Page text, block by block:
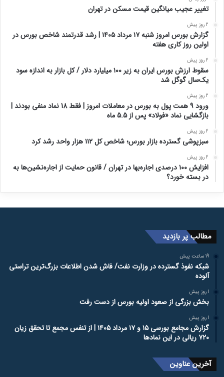
1 روز پیش
قیمت واقعی بنزین چقدر است؟
1 روز پیش
قیمت خودرو امروز ۱۸ مرداد ۱۴۰۵
تغییر عجیب میانگین قیمت مسکن در تهران
اولین روز کاری هفته
یک‌سال گوگل شد
2 روز پیش
ورود 9 همت پول به بورس در معاملات امروز | فقط 18 نماد منفی بودند |
بازگشایی نماد «فولاد» پس از 5.5 ماه
سبزپوشی گسترده بازار بورس؛ شاخص کل ۱۱۲ هزار واحد رشد کرد
افزایش ۱۰۰ درصدی اجاره‌بها در تهران / قانون حمایت از اجاره‌نشین‌ها به
در بسته خورد؟
مطالب پر بازدید
19 ساعت پیش
شبکه نفوذ گسترده در وزارت نفت/ فاش شدن اطلاعات بزرگ‌ترین تراستی‌
آلوده
بخش بزرگی از صعود اولیه بورس از دست رفت